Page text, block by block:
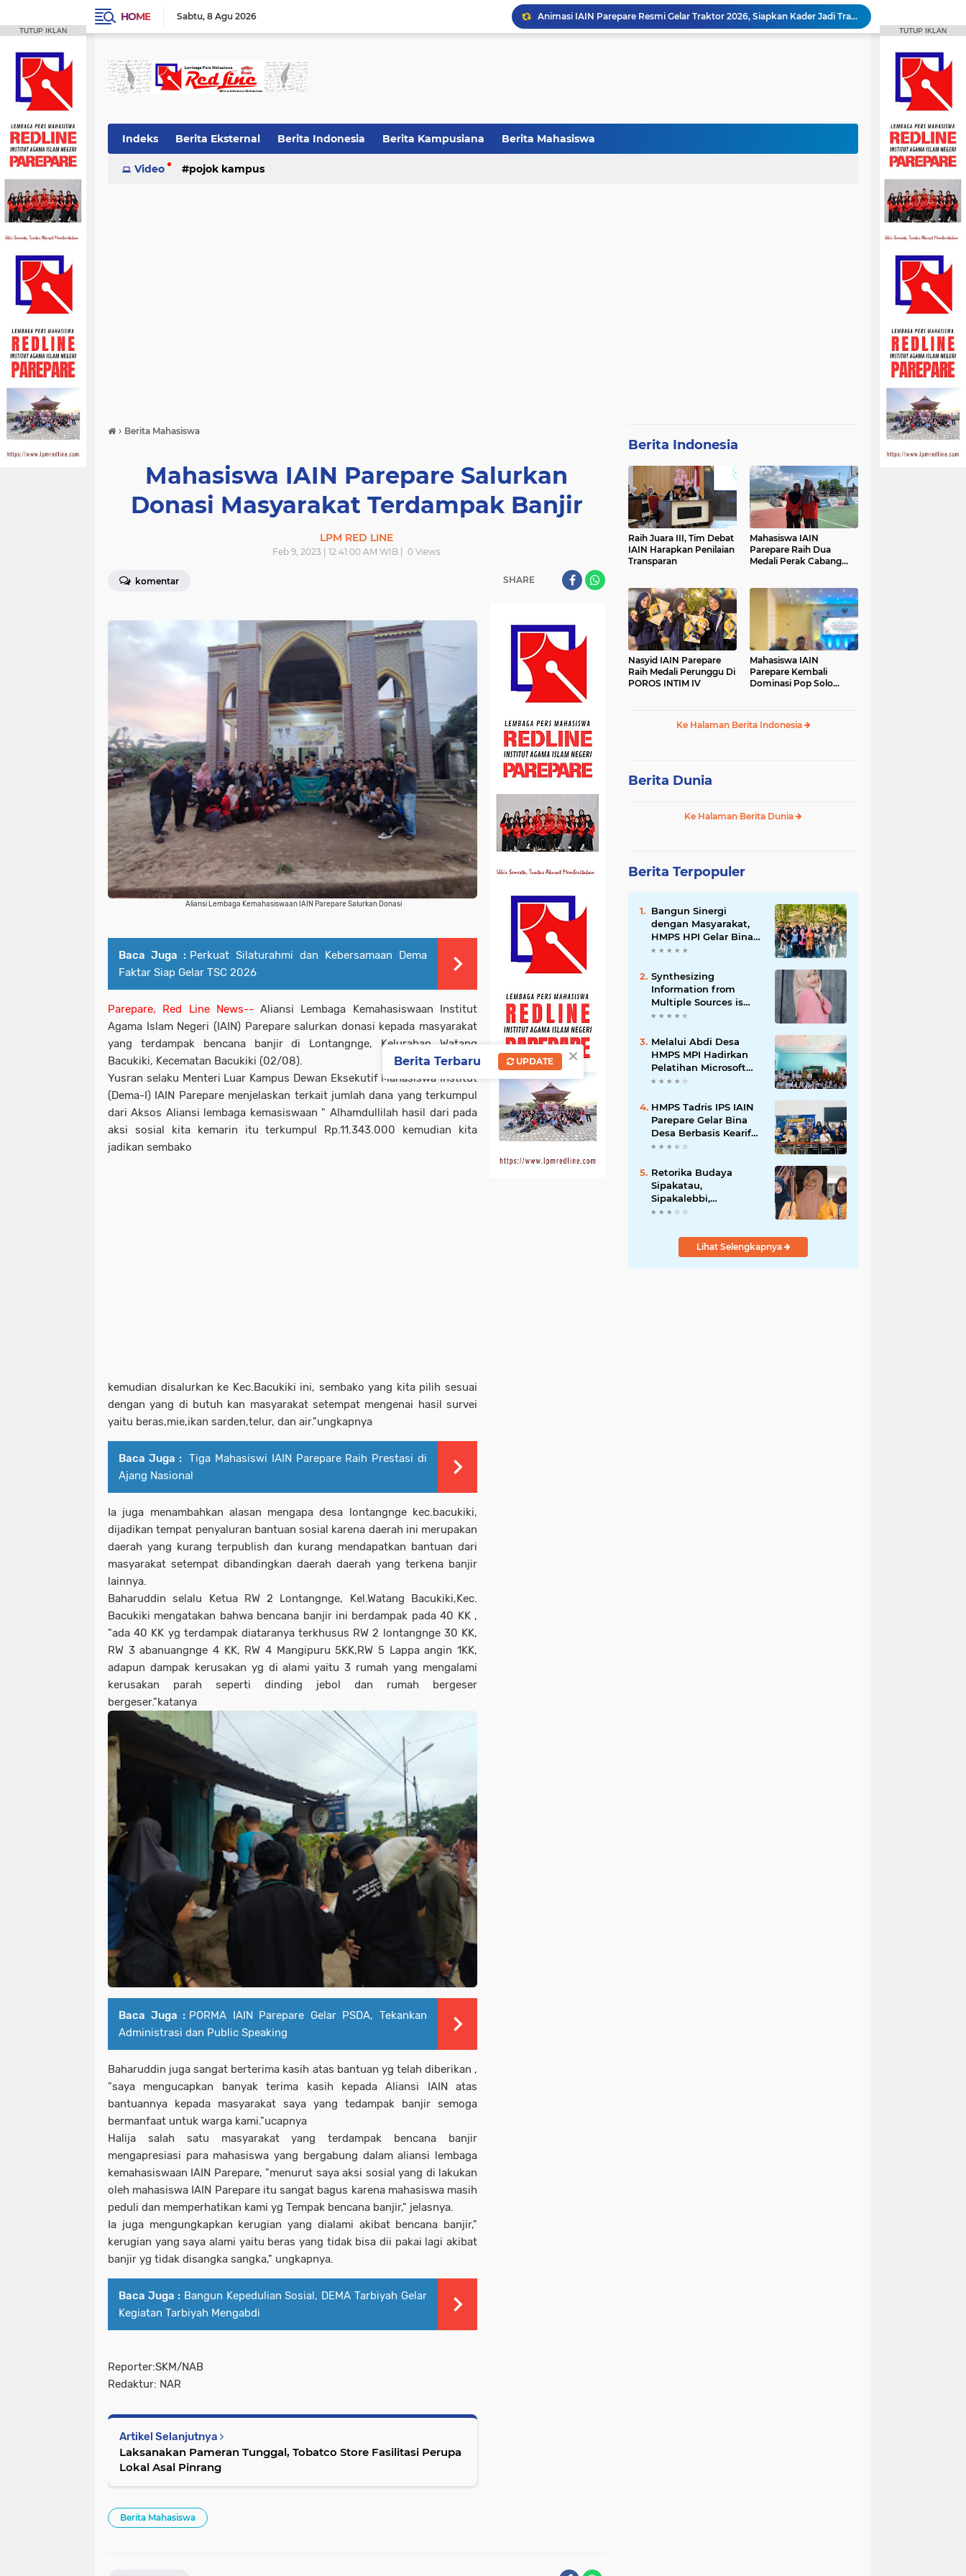
HOME Sabtu 8 Agu 2026
Animasi IAIN Parepare Resmi Gelar Traktor 2026, Siapkan Kader Jadi Trainer
CCNC Batch VI Resmi Digelar Hadirkan Lomba Debat dan Desain Poster
Roswati Pimpin Prodi HPI, Siap Lanjutkan Pengembangan Menuju Internasionalisasi
Indeks Berita Eksternal Berita Indonesia Berita Kampusiana Berita Mahasiswa
Video pojok kampus
› Berita Mahasiswa
Mahasiswa IAIN Parepare Salurkan
Donasi Masyarakat Terdampak Banjir
LPM RED LINE
Feb 9, 2023 | 12:41:00 AM WIB | 0 Views
komentar SHARE
Aliansi Lembaga Kemahasiswaan IAIN Parepare Salurkan Donasi
Baca Juga : Perkuat Silaturahmi dan Kebersamaan Dema
Faktar Siap Gelar TSC 2026
Parepare, Red Line News--Aliansi Lembaga Kemahasiswaan Institut
Agama Islam Negeri (IAIN) Parepare salurkan donasi kepada masyarakat
yang terdampak bencana banjir di Lontangnge, Kelurahan Watang
Bacukiki, Kecematan Bacukiki (02/08).
Yusran selaku Menteri Luar Kampus Dewan Eksekutif Mahasiswa Institut
(Dema-I) IAIN Parepare menjelaskan terkait jumlah dana yang terkumpul
dari Aksos Aliansi lembaga kemasiswaan " Alhamdullilah hasil dari pada
aksi sosial kita kemarin itu terkumpul Rp.11.343.000 kemudian kita
jadikan sembako
kemudian disalurkan ke Kec.Bacukiki ini, sembako yang kita pilih sesuai
dengan yang di butuh kan masyarakat setempat mengenai hasil survei
yaitu beras,mie,ikan sarden,telur, dan air."ungkapnya
Baca Juga : Tiga Mahasiswi IAIN Parepare Raih Prestasi di
Ajang Nasional
Ia juga menambahkan alasan mengapa desa lontangnge kec.bacukiki,
dijadikan tempat penyaluran bantuan sosial karena daerah ini merupakan
daerah yang kurang terpublish dan kurang mendapatkan bantuan dari
masyarakat setempat dibandingkan daerah daerah yang terkena banjir
lainnya.
Baharuddin selalu Ketua RW 2 Lontangnge, Kel.Watang Bacukiki,Kec.
Bacukiki mengatakan bahwa bencana banjir ini berdampak pada 40 KK ,
"ada 40 KK yg terdampak diataranya terkhusus RW 2 lontangnge 30 KK,
RW 3 abanuangnge 4 KK, RW 4 Mangipuru 5KK,RW 5 Lappa angin 1KK,
adapun dampak kerusakan yg di alami yaitu 3 rumah yang mengalami
kerusakan parah seperti dinding jebol dan rumah bergeser
bergeser."katanya
Baca Juga : PORMA IAIN Parepare Gelar PSDA, Tekankan
Administrasi dan Public Speaking
Baharuddin juga sangat berterima kasih atas bantuan yg telah diberikan ,
"saya mengucapkan banyak terima kasih kepada Aliansi IAIN atas
bantuannya kepada masyarakat saya yang tedampak banjir semoga
bermanfaat untuk warga kami."ucapnya
Halija salah satu masyarakat yang terdampak bencana banjir
mengapresiasi para mahasiswa yang bergabung dalam aliansi lembaga
kemahasiswaan IAIN Parepare, "menurut saya aksi sosial yang di lakukan
oleh mahasiswa IAIN Parepare itu sangat bagus karena mahasiswa masih
peduli dan memperhatikan kami yg Tempak bencana banjir," jelasnya.
Ia juga mengungkapkan kerugian yang dialami akibat bencana banjir,"
kerugian yang saya alami yaitu beras yang tidak bisa dii pakai lagi akibat
banjir yg tidak disangka sangka," ungkapnya.
Baca Juga : Bangun Kepedulian Sosial, DEMA Tarbiyah Gelar
Kegiatan Tarbiyah Mengabdi
Reporter:SKM/NAB
Redaktur: NAR
Artikel Selanjutnya
Laksanakan Pameran Tunggal, Tobatco Store Fasilitasi Perupa
Lokal Asal Pinrang
Berita Mahasiswa
Berita Indonesia
Raih Juara III, Tim Debat
IAIN Harapkan Penilaian
Transparan
Mahasiswa IAIN
Parepare Raih Dua
Medali Perak Cabang
Nasyid IAIN Parepare
Raih Medali Perunggu Di
POROS INTIM IV
Mahasiswa IAIN
Parepare Kembali
Dominasi Pop Solo
Ke Halaman Berita Indonesia
Berita Dunia
Ke Halaman Berita Dunia
Berita Terpopuler
Bangun Sinergi
dengan Masyarakat,
HMPS HPI Gelar Bina
Desa di Pulau Battoa
Synthesizing
Information from
Multiple Sources is
Important
Melalui Abdi Desa
HMPS MPI Hadirkan
Pelatihan Microsoft
Office
HMPS Tadris IPS IAIN
Parepare Gelar Bina
Desa Berbasis Kearifan
Lokal
Retorika Budaya
Sipakatau,
Sipakalebbi,
Sipakainge yang
Suku Bugis
Lihat Selengkapnya
TUTUP IKLAN TUTUP IKLAN
×
Berita Terbaru UPDATE